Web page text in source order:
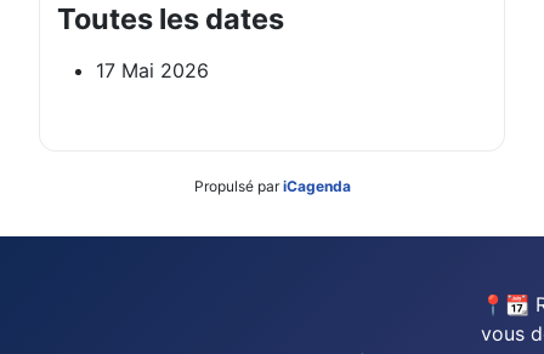
Toutes les dates
17 Mai 2026
Propulsé pariCagenda
📍📆
vous